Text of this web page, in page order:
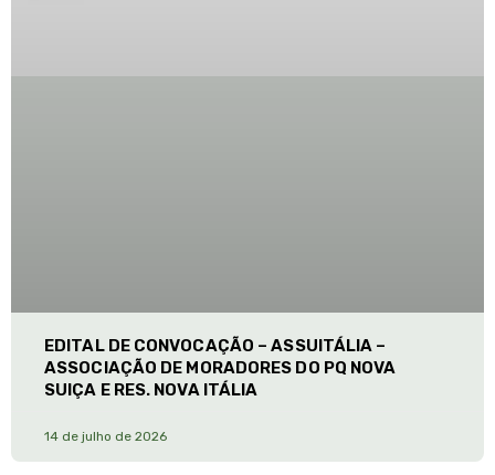
EDITAL DE CONVOCAÇÃO – ASSUITÁLIA –
ASSOCIAÇÃO DE MORADORES DO PQ NOVA
SUIÇA E RES. NOVA ITÁLIA
14 de julho de 2026